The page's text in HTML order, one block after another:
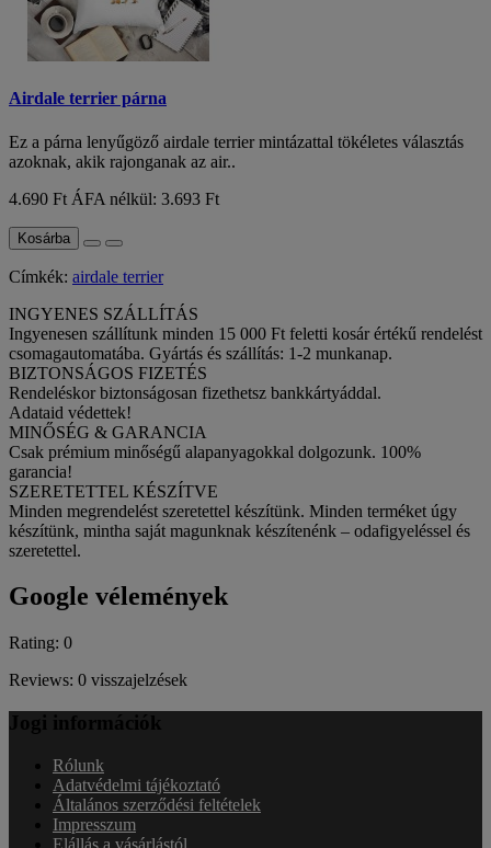
Airdale terrier párna
Ez a párna lenyűgöző airdale terrier mintázattal tökéletes választás
azoknak, akik rajonganak az air..
4.690 Ft ÁFA nélkül: 3.693 Ft
Kosárba
Címkék: airdale terrier
INGYENES SZÁLLÍTÁS
Ingyenesen szállítunk minden 15 000 Ft feletti kosár értékű rendelést
csomagautomatába. Gyártás és szállítás: 1-2 munkanap.
BIZTONSÁGOS FIZETÉS
Rendeléskor biztonságosan fizethetsz bankkártyáddal.
Adataid védettek!
MINŐSÉG & GARANCIA
Csak prémium minőségű alapanyagokkal dolgozunk. 100%
garancia!
SZERETETTEL KÉSZÍTVE
Minden megrendelést szeretettel készítünk. Minden terméket úgy
készítünk, mintha saját magunknak készítenénk – odafigyeléssel és
szeretettel.
Google vélemények
Rating: 0
Reviews: 0 visszajelzések
Jogi információk
Rólunk
Adatvédelmi tájékoztató
Általános szerződési feltételek
Impresszum
Elállás a vásárlástól